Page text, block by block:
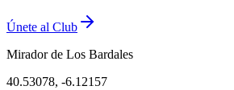
Únete al Club
Mirador de Los Bardales
40.53078, -6.12157